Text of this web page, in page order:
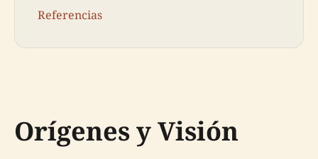
Referencias
Orígenes y Visión